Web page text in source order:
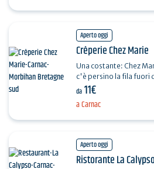
Aperto oggi
a Carnac
Crêperie Chez Marie
Una costante: Chez
c'è persino la fila fuori
l'insegna che proclama
da 11€
Aperto oggi
Ristorante La Calypso